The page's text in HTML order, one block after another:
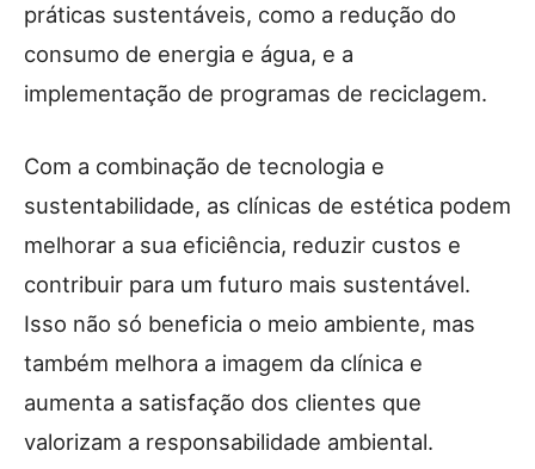
práticas sustentáveis, como a redução do
consumo de energia e água, e a
implementação de programas de reciclagem.
Com a combinação de tecnologia e
sustentabilidade, as clínicas de estética podem
melhorar a sua eficiência, reduzir custos e
contribuir para um futuro mais sustentável.
Isso não só beneficia o meio ambiente, mas
também melhora a imagem da clínica e
aumenta a satisfação dos clientes que
valorizam a responsabilidade ambiental.